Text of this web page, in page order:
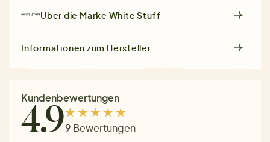
Über die Marke White Stuff
Informationen zum Hersteller
Kundenbewertungen
4.99 Bewertungen